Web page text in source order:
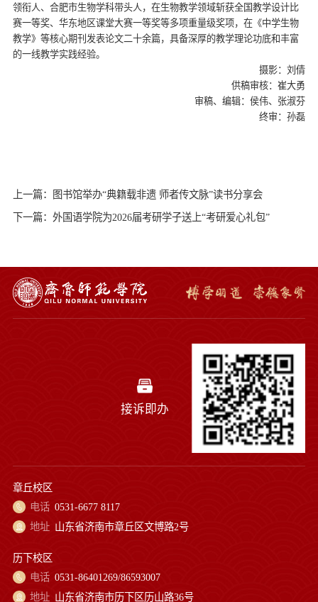
领衔人、合肥市生物学科带头人，在生物教学领域斩获全国教学设计比
赛一等奖、华东地区课堂大赛一等奖等多项重量级奖项，在《中学生物
教学》等核心期刊发表论文二十余篇，具备深厚的教学理论功底和丰富
的一线教学实践经验。
摄影：刘倩
供稿审核：崔大勇
审稿、编辑：侯伟、张淑芬
终审：孙磊
上一篇：图书馆举办“典籍载非遗 师者传文脉”读书分享会
下一篇：外国语学院为2026届考研学子送上“考研爱心礼包”
接诉即办
章丘校区
电话 0531-6677 8117
地址 山东省济南市章丘区文博路2号
历下校区
电话 0531-86401269/86593007
地址 山东省济南市历下区历山路36号